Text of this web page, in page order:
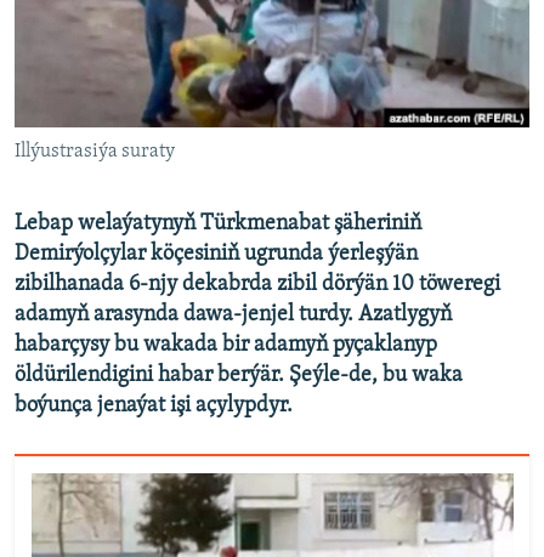
Illýustrasiýa suraty
Lebap welaýatynyň Türkmenabat şäheriniň
Demirýolçylar köçesiniň ugrunda ýerleşýän
zibilhanada 6-njy dekabrda zibil dörýän 10 töweregi
adamyň arasynda dawa-jenjel turdy. Azatlygyň
habarçysy bu wakada bir adamyň pyçaklanyp
öldürilendigini habar berýär. Şeýle-de, bu waka
boýunça jenaýat işi açylypdyr.